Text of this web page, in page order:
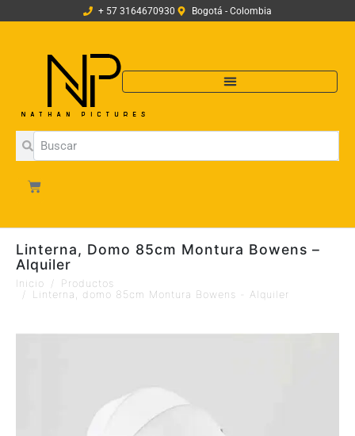
+ 57 3164670930 Bogotá - Colombia
Linterna, Domo 85cm Montura Bowens –
Alquiler
Inicio
Productos
Linterna, domo 85cm Montura Bowens - Alquiler